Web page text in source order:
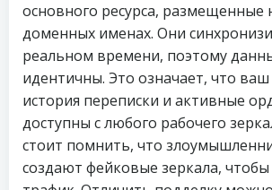
основного ресурса, размещенные
доменных именах. Они
реальном времени, поэтому
идентичны. Это означает, что ваш
история переписки и активные
доступны с любого рабочего
стоит помнить, что
создают фейковые зеркала,